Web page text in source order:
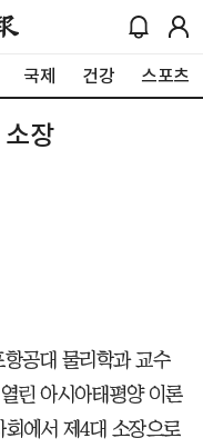
국제 건강 스포츠
장
공대 물리학과 교수
린 아시아태평양 이론
회에서 제4대 소장으로